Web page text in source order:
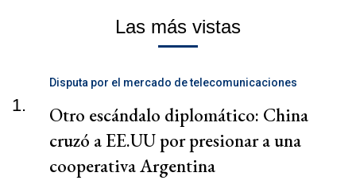
Las más vistas
1.
Disputa por el mercado de telecomunicaciones
Otro escándalo diplomático: China
cruzó a EE.UU por presionar a una
cooperativa Argentina